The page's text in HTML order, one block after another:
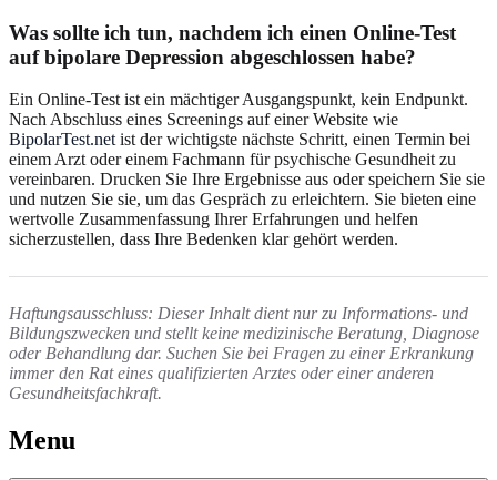
Was sollte ich tun, nachdem ich einen Online-Test
auf bipolare Depression abgeschlossen habe?
Ein Online-Test ist ein mächtiger Ausgangspunkt, kein Endpunkt.
Nach Abschluss eines Screenings auf einer Website wie
BipolarTest.net ist der wichtigste nächste Schritt, einen Termin bei
einem Arzt oder einem Fachmann für psychische Gesundheit zu
vereinbaren. Drucken Sie Ihre Ergebnisse aus oder speichern Sie sie
und nutzen Sie sie, um das Gespräch zu erleichtern. Sie bieten eine
wertvolle Zusammenfassung Ihrer Erfahrungen und helfen
sicherzustellen, dass Ihre Bedenken klar gehört werden.
Haftungsausschluss: Dieser Inhalt dient nur zu Informations- und
Bildungszwecken und stellt keine medizinische Beratung, Diagnose
oder Behandlung dar. Suchen Sie bei Fragen zu einer Erkrankung
immer den Rat eines qualifizierten Arztes oder einer anderen
Gesundheitsfachkraft.
Menu